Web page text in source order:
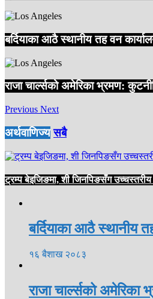
बर्दियाका आठै स्थानीय तह वन
राजा चार्ल्सको अमेरिका भ्रमण:
Previous Next
अर्थवाणिज्य सबै
ट्रम्प बेइजिङमा, शी जिनपिङसँग उच्चस्तरीय
बर्दियाका आठै स्थानीय
१६ बैशाख २०८३
राजा चार्ल्सको अमेरिका